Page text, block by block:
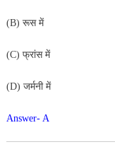
(B) रूस में
(C) फ्रांस में
(D) जर्मनी में
Answer- A